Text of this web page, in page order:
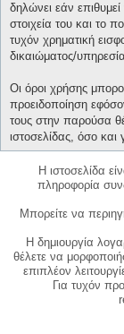
δηλώνει εάν
στοιχεία του και το
τυχόν χρηματική
δικαιώματος/
Οι όροι χρήσης
προειδοποίηση
τους στην παρούσα
ιστοσελίδας, όσο
Η ιστοσελίδα
πληροφορία
Μπορείτε να
Η δημιουργία
θέλετε να
επιπλέον
Για τυχόν